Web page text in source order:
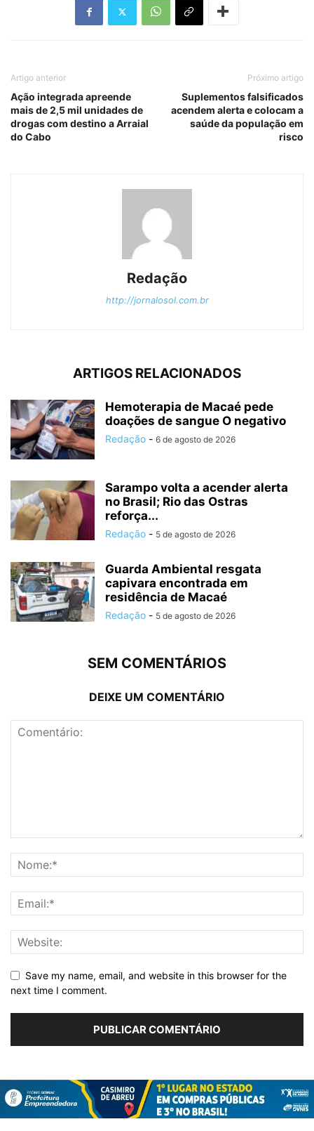
Artigo anterior
Ação integrada apreende
mais de 2,5 mil unidades de
drogas com destino a Arraial
do Cabo
Próximo artigo
Suplementos falsificados
acendem alerta e colocam a
saúde da população em
risco
Redação
http://jornalosol.com.br
ARTIGOS RELACIONADOS
Hemoterapia de Macaé pede
doações de sangue O negativo
Redação - 6 de agosto de 2026
Sarampo volta a acender alerta
no Brasil; Rio das Ostras
reforça...
Redação - 5 de agosto de 2026
Guarda Ambiental resgata
capivara encontrada em
residência de Macaé
Redação - 5 de agosto de 2026
SEM COMENTÁRIOS
DEIXE UM COMENTÁRIO
Save my name, email, and website in this browser for the
next time I comment.